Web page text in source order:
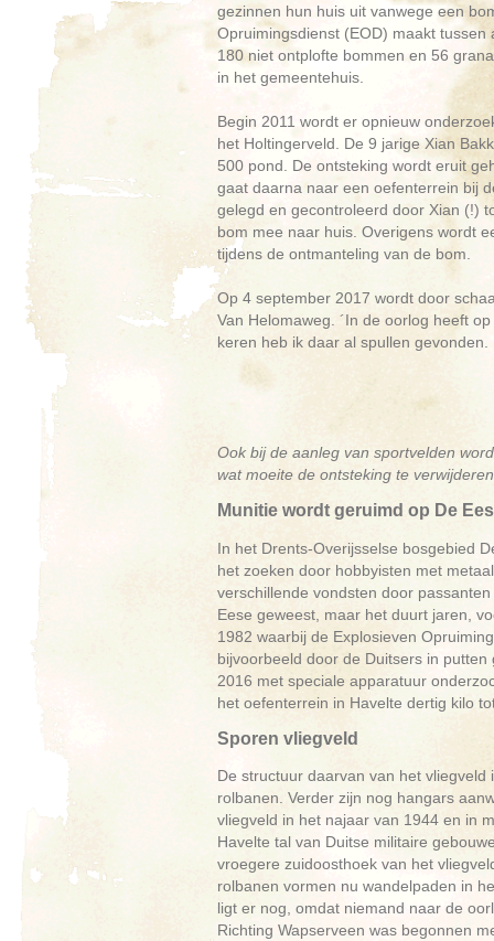
gezinnen hun huis uit vanwege een
Opruimingsdienst (EOD) maakt
180 niet ontplofte bommen en 56
in het gemeentehuis.
Begin 2011 wordt er opnieuw
het Holtingerveld. De 9 jarige Xian
500 pond. De ontsteking wordt eruit
gaat daarna naar een oefenterrein bij
gelegd en gecontroleerd door Xian (!)
bom mee naar huis. Overigens wordt
tijdens de ontmanteling van de bom.
Op 4 september 2017 wordt door
Van Helomaweg. ´In de oorlog heeft
keren heb ik daar al spullen
Ook bij de aanleg van sportvelden
wat moeite de ontsteking te
Munitie wordt geruimd op De
In het Drents-Overijsselse bosgebied
het zoeken door hobbyisten met
verschillende vondsten door
Eese geweest, maar het duurt jaren,
1982 waarbij de Explosieven
bijvoorbeeld door de Duitsers in
2016 met speciale apparatuur
het oefenterrein in Havelte dertig kilo
Sporen vliegveld
De structuur daarvan van het
rolbanen. Verder zijn nog hangars
vliegveld in het najaar van 1944 en in
Havelte tal van Duitse militaire
vroegere zuidoosthoek van het
rolbanen vormen nu wandelpaden in
ligt er nog, omdat niemand naar de
Richting Wapserveen was begonnen